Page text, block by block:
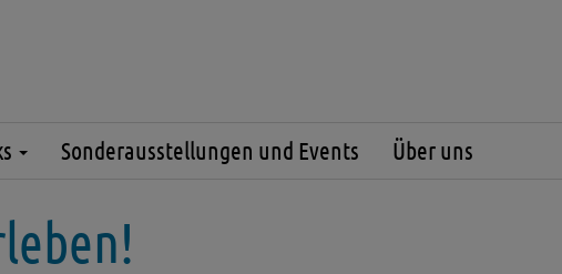
Sonderausstellungen und Events Über uns